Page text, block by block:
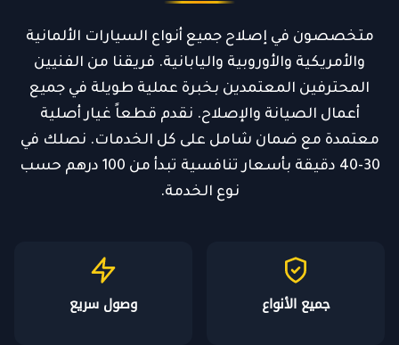
متخصصون في إصلاح جميع أنواع السيارات الألمانية
والأمريكية والأوروبية واليابانية. فريقنا من الفنيين
المحترفين المعتمدين بخبرة عملية طويلة في جميع
أعمال الصيانة والإصلاح. نقدم قطعاً غيار أصلية
معتمدة مع ضمان شامل على كل الخدمات. نصلك في
30-40 دقيقة بأسعار تنافسية تبدأ من 100 درهم حسب
نوع الخدمة.
جميع الأنواع وصول سريع